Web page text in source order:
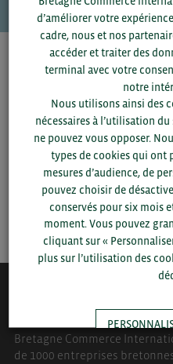
Pour voir les contacts,
département et votre
SAUVEGARDER
QUI-
Bretagne Commerce
de 1000 entreprises
d’améliorer votre
cadre, nous et nos
accéder et traiter des
terminal avec votre
notre
Nous utilisons ainsi des
nécessaires à l’utilisation
ne pouvez vous opposer.
types de cookies qui ont
mesures d’audience, de
pouvez choisir de
conservés pour six mois
moment. Vous pouvez
cliquant sur «
plus sur l’utilisation des